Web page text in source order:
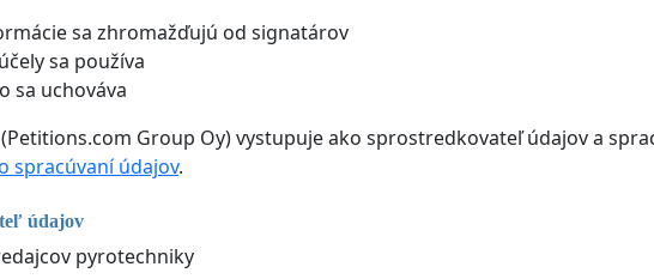
sa zhromažďujú od signatárov
sa používa
sa uchováva
Group Oy) vystupuje ako sprostredkovateľ údajov a
spracúvaní údajov.
údajov
pyrotechniky